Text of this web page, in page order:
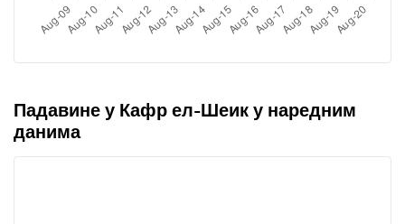
Падавине у Кафр ел-Шеик у наредним
данима